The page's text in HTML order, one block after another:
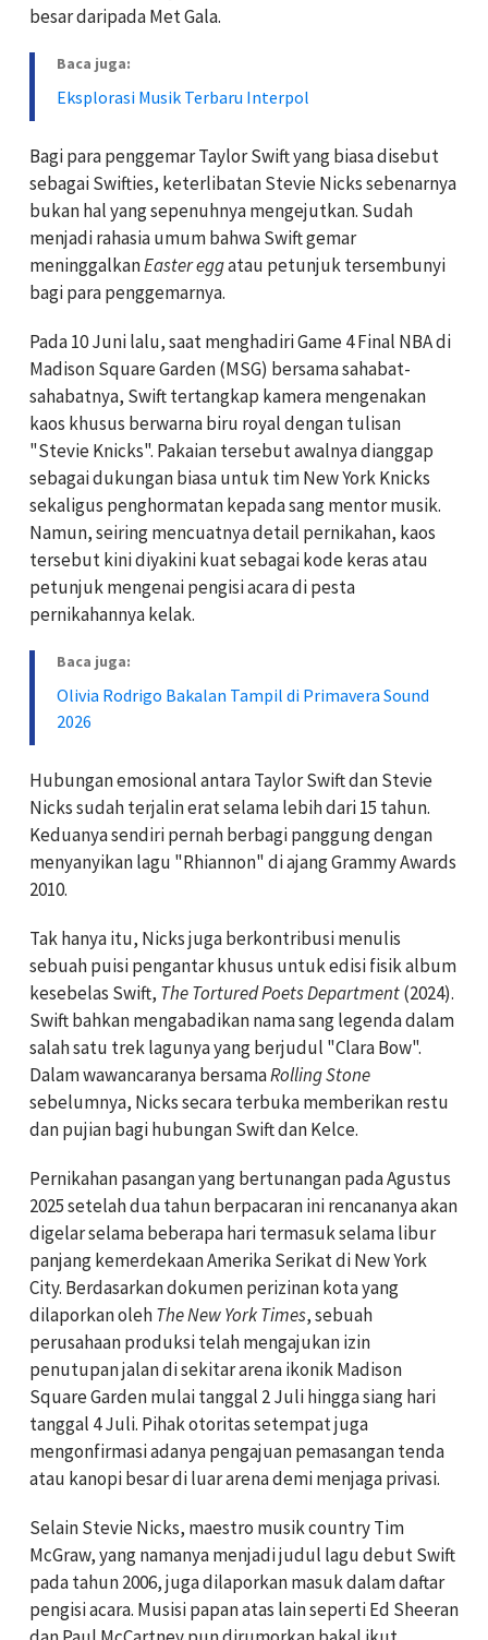
besar daripada Met Gala.
Baca juga:
Eksplorasi Musik Terbaru Interpol
Bagi para penggemar Taylor Swift yang biasa disebut
sebagai Swifties, keterlibatan Stevie Nicks sebenarnya
bukan hal yang sepenuhnya mengejutkan. Sudah
menjadi rahasia umum bahwa Swift gemar
meninggalkanEaster eggatau petunjuk tersembunyi
bagi para penggemarnya.
Pada 10 Juni lalu, saat menghadiri Game 4 Final NBA di
Madison Square Garden (MSG) bersama sahabat-
sahabatnya, Swift tertangkap kamera mengenakan
kaos khusus berwarna biru royal dengan tulisan
"Stevie Knicks". Pakaian tersebut awalnya dianggap
sebagai dukungan biasa untuk tim New York Knicks
sekaligus penghormatan kepada sang mentor musik.
Namun, seiring mencuatnya detail pernikahan, kaos
tersebut kini diyakini kuat sebagai kode keras atau
petunjuk mengenai pengisi acara di pesta
pernikahannya kelak.
Baca juga:
Olivia Rodrigo Bakalan Tampil di Primavera Sound
2026
Hubungan emosional antara Taylor Swift dan Stevie
Nicks sudah terjalin erat selama lebih dari 15 tahun.
Keduanya sendiri pernah berbagi panggung dengan
menyanyikan lagu "Rhiannon" di ajang Grammy Awards
2010.
Tak hanya itu, Nicks juga berkontribusi menulis
sebuah puisi pengantar khusus untuk edisi fisik album
kesebelas Swift, The Tortured Poets Department(2024).
Swift bahkan mengabadikan nama sang legenda dalam
salah satu trek lagunya yang berjudul "Clara Bow".
Dalam wawancaranya bersamaRolling Stone
sebelumnya, Nicks secara terbuka memberikan restu
dan pujian bagi hubungan Swift dan Kelce.
Pernikahan pasangan yang bertunangan pada Agustus
2025 setelah dua tahun berpacaran ini rencananya akan
digelar selama beberapa hari termasuk selama libur
panjang kemerdekaan Amerika Serikat di New York
City. Berdasarkan dokumen perizinan kota yang
dilaporkan olehThe New York Times, sebuah
perusahaan produksi telah mengajukan izin
penutupan jalan di sekitar arena ikonik Madison
Square Garden mulai tanggal 2 Juli hingga siang hari
tanggal 4 Juli. Pihak otoritas setempat juga
mengonfirmasi adanya pengajuan pemasangan tenda
atau kanopi besar di luar arena demi menjaga privasi.
Selain Stevie Nicks, maestro musik country Tim
McGraw, yang namanya menjadi judul lagu debut Swift
pada tahun 2006, juga dilaporkan masuk dalam daftar
pengisi acara. Musisi papan atas lain seperti Ed Sheeran